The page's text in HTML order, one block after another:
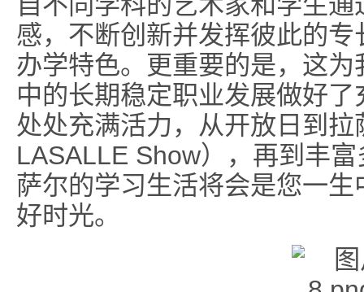
感，不断创新并发挥彼此的
办学特色。更重要的是，这
中的长期稳定职业发展做好
处处充满活力，从开放日到
LASALLE Show），再到丰
萨尔的学习生活将会是您一
好时光。